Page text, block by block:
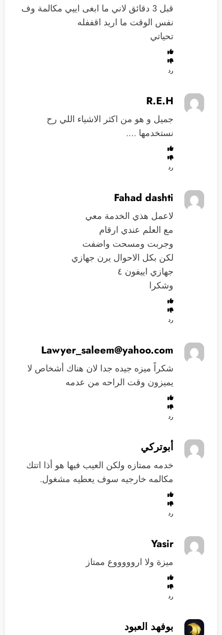
قبل 3 دقائق لاني ما ابغى اييي مكالمة وف
نفس الوقت ما اريد اقففله
تحياتي
رد
R.E.H
جميل و هو من اكثر الاشياء اللي رح
نستخدمها ….
رد
Fahad dashti
لاعمل هذي الخدمة معي
مع العلم عندي ارقام
وجربت ومسحت واضفت
لكن بكل الاحوال يرن جهازي
جهازي اييفون ٤
وشكرا
رد
Lawyer_saleem@yahoo.com
شكراً ميزه جيده جدا لان هناك أشخاص لا
يميزون وقت الراحه من عدمه
رد
أبوتركي
خدمه ممتازه ولكن العيب فيها هو أذا اتتك
مكالمه خارجيه سوف يعطيه مشغول.
رد
Yasir
ميزة ولا اروووووع ممتاز
رد
بوفهد العبود